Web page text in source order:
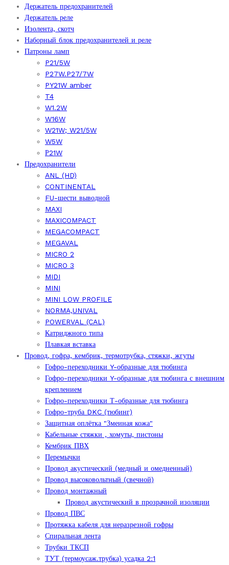
Держатель предохранителей
Держатель реле
Изолента, скотч
Наборный блок предохранителей и реле
Патроны ламп
P21/5W
P27W.P27/7W
PY21W amber
T4
W1.2W
W16W
W21W; W21/5W
W5W
Р21W
Предохранители
ANL (HD)
CONTINENTAL
FU-шести выводной
MAXI
MAXICOMPACT
MEGACOMPACT
MEGAVAL
MICRO 2
MICRO 3
MIDI
MINI
MINI LOW PROFILE
NORMA,UNIVAL
POWERVAL (CAL)
Катриджного типа
Плавкая вставка
Провод, гофра, кембрик, термотрубка, стяжки, жгуты
Гофро-переходники Y-образные для тюбинга
Гофро-переходники Y-образные для тюбинга с внешним
креплением
Гофро-переходники Т-образные для тюбинга
Гофро-труба DKC (тюбинг)
Защитная оплётка "Змеиная кожа"
Кабельные стяжки , хомуты, пистоны
Кембрик ПВХ
Перемычки
Провод акустический (медный и омедненный)
Провод высоковольтный (свечной)
Провод монтажный
Провод акустический в прозрачной изоляции
Провод ПВС
Протяжка кабеля для неразрезной гофры
Спиральная лента
Трубки ТКСП
ТУТ (термоусаж.трубка) усадка 2:1